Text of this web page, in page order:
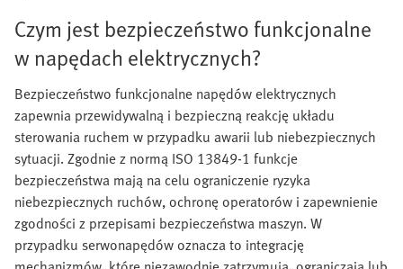
Czym jest bezpieczeństwo funkcjonalne
w napędach elektrycznych?
Bezpieczeństwo funkcjonalne napędów elektrycznych
zapewnia przewidywalną i bezpieczną reakcję układu
sterowania ruchem w przypadku awarii lub niebezpiecznych
sytuacji. Zgodnie z normą ISO 13849-1 funkcje
bezpieczeństwa mają na celu ograniczenie ryzyka
niebezpiecznych ruchów, ochronę operatorów i zapewnienie
zgodności z przepisami bezpieczeństwa maszyn. W
przypadku serwonapędów oznacza to integrację